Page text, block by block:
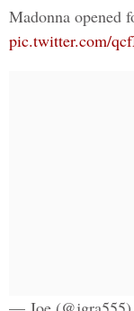
Madonna opened
pic.twitter.com/